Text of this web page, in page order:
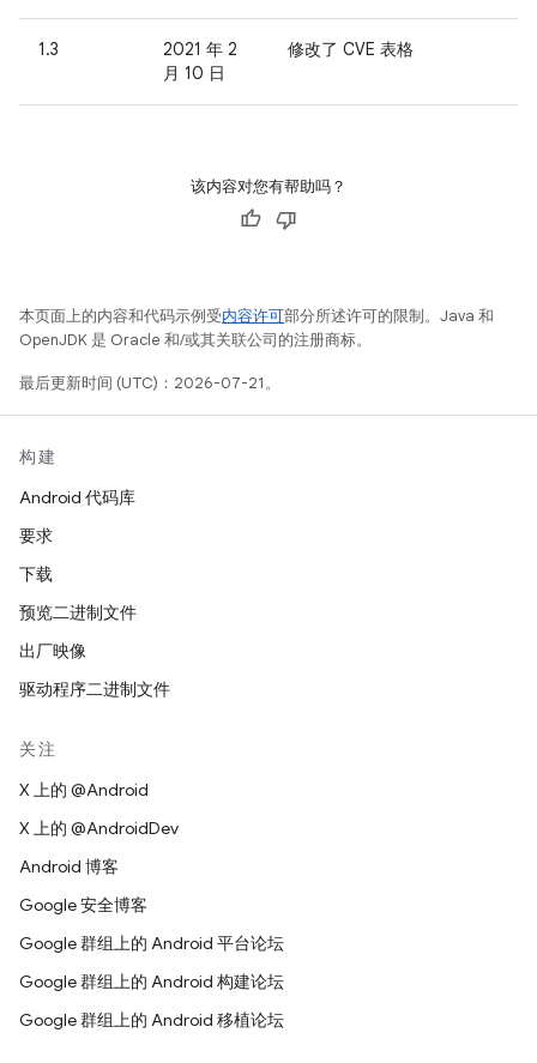
1.3
2021 年 2
月 10 日
修改了 CVE 表格
该内容对您有帮助吗？
本页面上的内容和代码示例受内容许可部分所述许可的限制。Java 和
OpenJDK 是 Oracle 和/或其关联公司的注册商标。
最后更新时间 (UTC)：2026-07-21。
构建
Android 代码库
要求
下载
预览二进制文件
出厂映像
驱动程序二进制文件
关注
X 上的 @Android
X 上的 @AndroidDev
Android 博客
Google 安全博客
Google 群组上的 Android 平台论坛
Google 群组上的 Android 构建论坛
Google 群组上的 Android 移植论坛